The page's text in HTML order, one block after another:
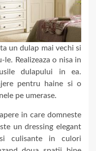
un dulap mai vechi si
Realizeaza o nisa in
dulapului in ea.
pentru haine si o
pe umerase.
in care domneste
un dressing elegant
culisante in culori